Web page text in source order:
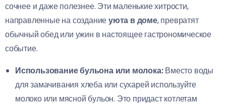
сочнее и даже полезнее. Эти маленькие хитрости,
направленные на созданиеуюта в доме, превратят
обычный обед или ужин в настоящее гастрономическое
событие.
Использование бульона или молока:Вместо воды
для замачивания хлеба или сухарей используйте
молоко или мясной бульон. Это придаст котлетам